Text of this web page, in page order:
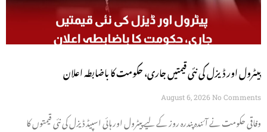
پیٹرول اور ڈیزل کی نئی قیمتیں جاری، حکومت کا باضابطہ اعلان
August 6, 2026 No Comments
وفاقی حکومت نے آئندہ پندرہ روز کے لیے پیٹرول اور ہائی اسپیڈ ڈیزل کی نئی قیمتوں کا